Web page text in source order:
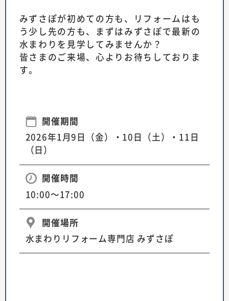
みずさぽが初めての方も、リフォームはも
う少し先の方も、まずはみずさぽで最新の
水まわりを見学してみませんか？
皆さまのご来場、心よりお待ちしておりま
す。
開催期間
2026年1月9日（金）・10日（土）・11日
（日）
開催時間
10:00～17:00
開催場所
水まわりリフォーム専門店 みずさぽ